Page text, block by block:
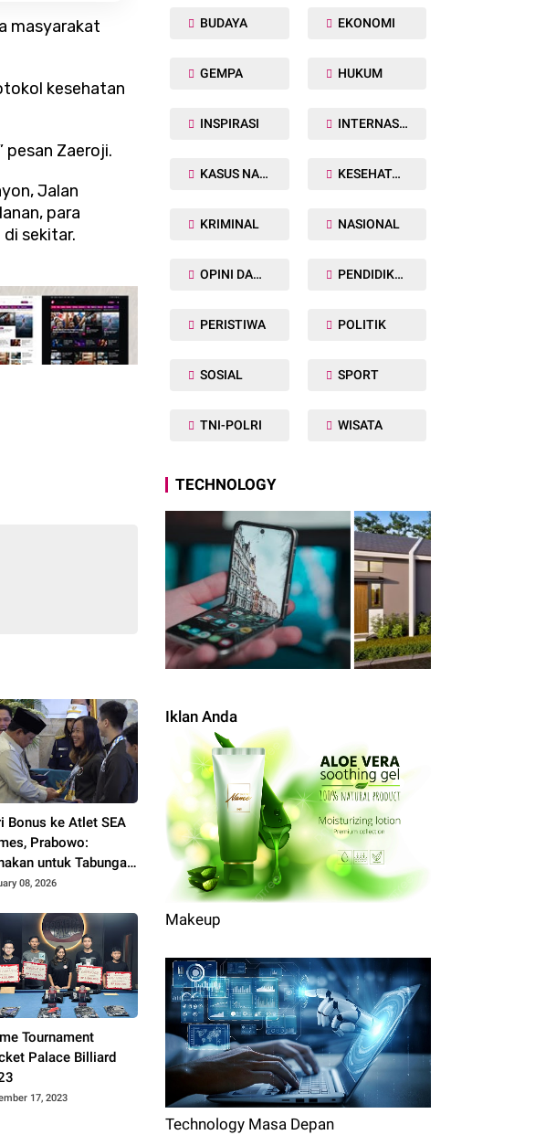
masyarakat
kesehatan
pesan Zaeroji.
Jalan
para
sekitar.
Bonus ke Atlet SEA
Prabowo:
untuk Tabungan
Depan
08, 2026
Tournament
Palace Billiard
17, 2023
BUDAYA EKONOMI
GEMPA HUKUM
INSPIRASI INTERNASIONAL
KASUS NARKOBA KESEHATAN TUBUH
KRIMINAL NASIONAL
OPINI DAN ARTIKEL PENDIDIKAN
PERISTIWA POLITIK
SOSIAL SPORT
TNI-POLRI WISATA
TECHNOLOGY
Iklan Anda
Makeup
Technology Masa Depan